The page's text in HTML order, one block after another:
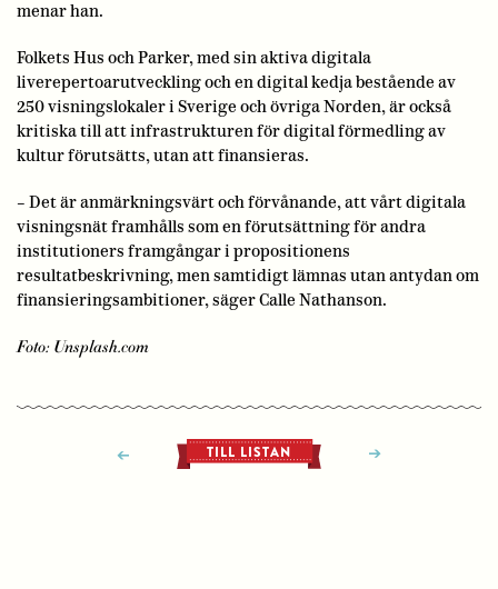
menar han.
Folkets Hus och Parker, med sin aktiva digitala
liverepertoarutveckling och en digital kedja bestående av
250 visningslokaler i Sverige och övriga Norden, är också
kritiska till att infrastrukturen för digital förmedling av
kultur förutsätts, utan att finansieras.
– Det är anmärkningsvärt och förvånande, att vårt digitala
visningsnät framhålls som en förutsättning för andra
institutioners framgångar i propositionens
resultatbeskrivning, men samtidigt lämnas utan antydan om
finansieringsambitioner, säger Calle Nathanson.
Foto: Unsplash.com
TILL LISTAN